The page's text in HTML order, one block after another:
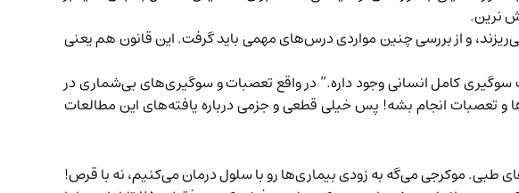
نرین.
و از بررسی چنین مواردی درس‌های مهمی باید گرفت. این قانون هم یعنی
سو‌گیری کامل انسانی وجود داره.” در واقع تعصبات و سو‌گیری‌های بی‌شماری در
تعصبات انجام بشه! پس خیلی قطعی و جزمی درباره یافته‌های این مطالعات
طبی. موکرجی می‌گه به زودی بیماری‌ها رو با سلول درمان می‌کنیم، نه با قرص!